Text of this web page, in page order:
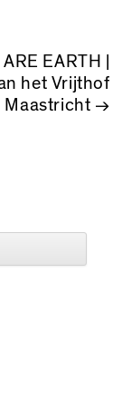
EARTH |
het Vrijthof
| Maastricht →